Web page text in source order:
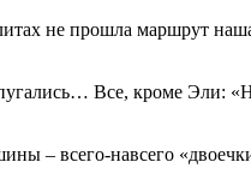
не прошла маршрут
Все, кроме Эли:
– всего-навсего